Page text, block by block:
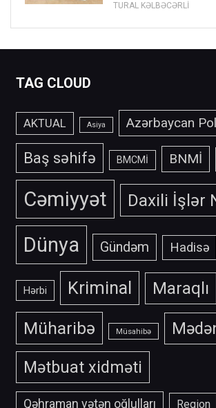
TURAL KƏLBƏCƏRLİ
TAG CLOUD
AKTUAL Asiya Azərbaycan
Baş səhifə BMCMİ BNMİ
Cəmiyyət Daxili İşlər
Dünya Gündəm Hadisə
Hərbi Kriminal Maraqlı
Müharibə Müsahibə
Mətbuat xidməti
Qəhraman vətən oğlulları Region